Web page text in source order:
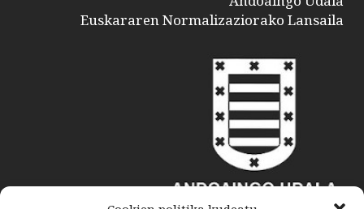
Euskararen Normalizaziorako Lansaila